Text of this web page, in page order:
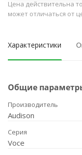
Цена действительна
может отличаться от
Характеристики
Общие
Производитель
Audison
Серия
Voce